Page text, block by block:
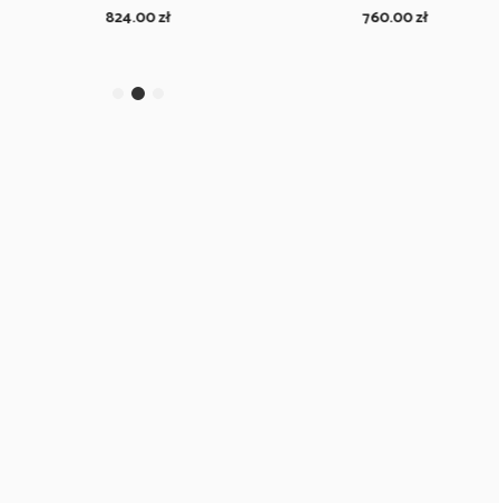
824.00zł 760.00zł